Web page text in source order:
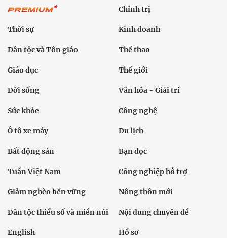
Chính trị
Thời sự Kinh doanh
Dân tộc và Tôn giáo Thể thao
Giáo dục Thế giới
Đời sống Văn hóa - Giải trí
Sức khỏe Công nghệ
Ô tô xe máy Du lịch
Bất động sản Bạn đọc
Tuần Việt Nam Công nghiệp hỗ trợ
Giảm nghèo bền vững Nông thôn mới
Dân tộc thiểu số và miền núi Nội dung chuyên đề
English Hồ sơ